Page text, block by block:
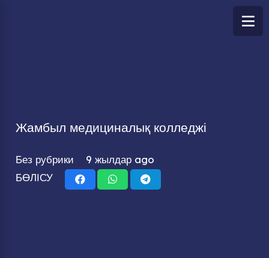
Жамбыл медициналық колледжі
Без рубрики
9 жылдар ago
БӨЛІСУ